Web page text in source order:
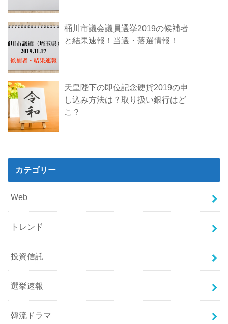
桶川市議会議員選挙2019の候補者
と結果速報！当選・落選情報！
天皇陛下の即位記念硬貨2019の申
し込み方法は？取り扱い銀行はど
こ？
カテゴリー
Web
トレンド
投資信託
選挙速報
韓流ドラマ